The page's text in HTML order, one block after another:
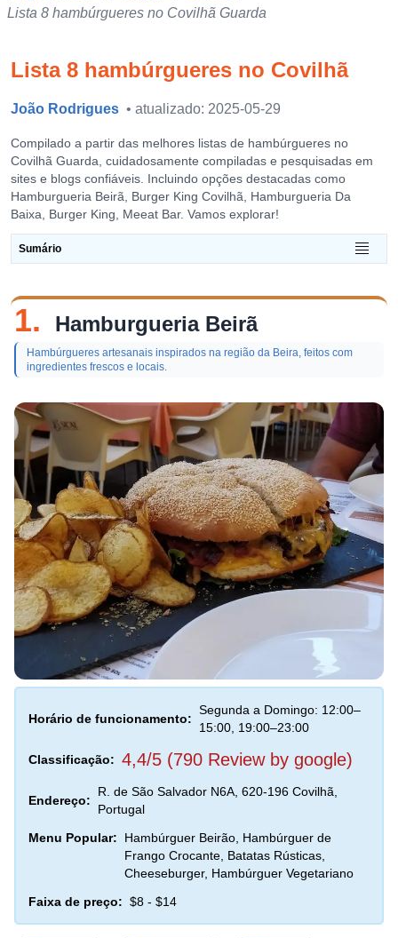
Lista 8 hambúrgueres no Covilhã Guarda
Lista 8 hambúrgueres no Covilhã
João Rodrigues • atualizado: 2025-05-29
Compilado a partir das melhores listas de hambúrgueres no
Covilhã Guarda, cuidadosamente compiladas e pesquisadas em
sites e blogs confiáveis. Incluindo opções destacadas como
Hamburgueria Beirã, Burger King Covilhã, Hamburgueria Da
Baixa, Burger King, Meeat Bar. Vamos explorar!
Sumário
1. Hamburgueria Beirã
Hambúrgueres artesanais inspirados na região da Beira, feitos com
ingredientes frescos e locais.
Horário de funcionamento:
Segunda a Domingo: 12:00–
15:00, 19:00–23:00
Classificação: 4,4/5 (790 Review by google)
Endereço:
R. de São Salvador N6A, 620-196 Covilhã,
Portugal
Menu Popular:
Hambúrguer Beirão, Hambúrguer de
Frango Crocante, Batatas Rústicas,
Cheeseburger, Hambúrguer Vegetariano
Faixa de preço: $8 - $14